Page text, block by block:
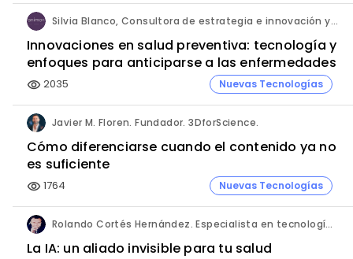
Silvia Blanco, Consultora de estrategia e innovación y Ana Leal, Consultora Senior de estrategia e innovación. ANIMA.
Innovaciones en salud preventiva: tecnología y
enfoques para anticiparse a las enfermedades
visibility 2035 Nuevas Tecnologías
Javier M. Floren. Fundador. 3DforScience.
Cómo diferenciarse cuando el contenido ya no
es suficiente
visibility 1764 Nuevas Tecnologías
Rolando Cortés Hernández. Especialista en tecnología e inteligencia artificial. Director Comercial. AQUÍ tu Remodelación.
La IA: un aliado invisible para tu salud